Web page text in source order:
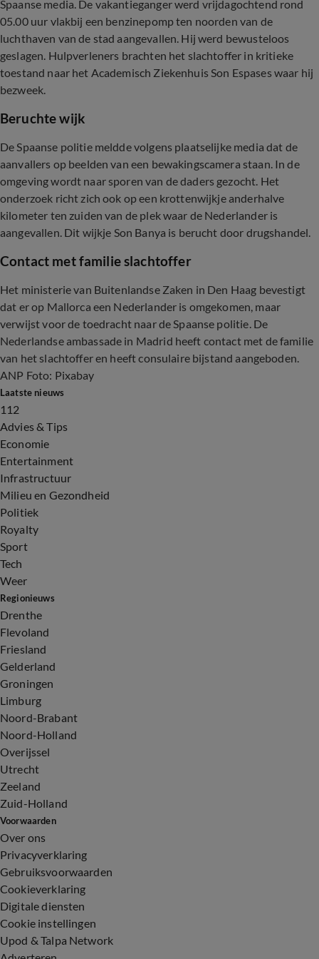
Spaanse media. De vakantieganger werd vrijdagochtend rond
05.00 uur vlakbij een benzinepomp ten noorden van de
luchthaven van de stad aangevallen. Hij werd bewusteloos
geslagen. Hulpverleners brachten het slachtoffer in kritieke
toestand naar het Academisch Ziekenhuis Son Espases waar hij
bezweek.
Beruchte wijk
De Spaanse politie meldde volgens plaatselijke media dat de
aanvallers op beelden van een bewakingscamera staan. In de
omgeving wordt naar sporen van de daders gezocht. Het
onderzoek richt zich ook op een krottenwijkje anderhalve
kilometer ten zuiden van de plek waar de Nederlander is
aangevallen. Dit wijkje Son Banya is berucht door drugshandel.
Contact met familie slachtoffer
Het ministerie van Buitenlandse Zaken in Den Haag bevestigt
dat er op Mallorca een Nederlander is omgekomen, maar
verwijst voor de toedracht naar de Spaanse politie. De
Nederlandse ambassade in Madrid heeft contact met de familie
van het slachtoffer en heeft consulaire bijstand aangeboden.
ANP Foto: Pixabay
Laatste nieuws
112
Advies & Tips
Economie
Entertainment
Infrastructuur
Milieu en Gezondheid
Politiek
Royalty
Sport
Tech
Weer
Regionieuws
Drenthe
Flevoland
Friesland
Gelderland
Groningen
Limburg
Noord-Brabant
Noord-Holland
Overijssel
Utrecht
Zeeland
Zuid-Holland
Voorwaarden
Over ons
Privacyverklaring
Gebruiksvoorwaarden
Cookieverklaring
Digitale diensten
Cookie instellingen
Upod & Talpa Network